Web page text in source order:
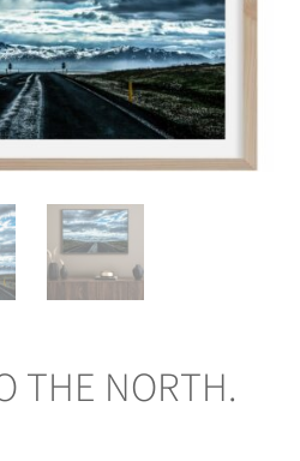
THE NORTH.